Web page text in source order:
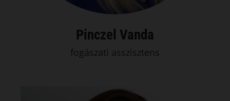
Pinczel Vanda
fogászati asszisztens